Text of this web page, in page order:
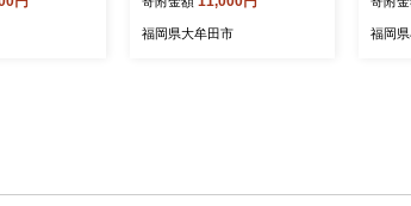
福岡県大牟田市
島
福岡